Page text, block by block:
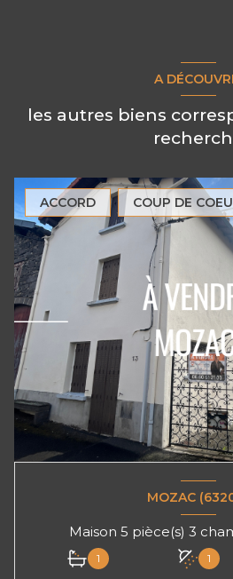
A
les autres biens
ACCORD COUP DE
MOZAC
1 1